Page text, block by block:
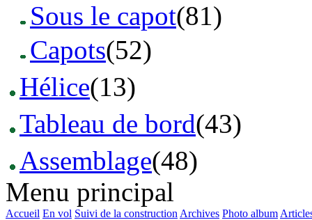
Sous le capot(81)
Capots(52)
Hélice(13)
Tableau de bord(43)
Assemblage(48)
Menu principal
Accueil En vol Suivi de la construction Archives Photo album